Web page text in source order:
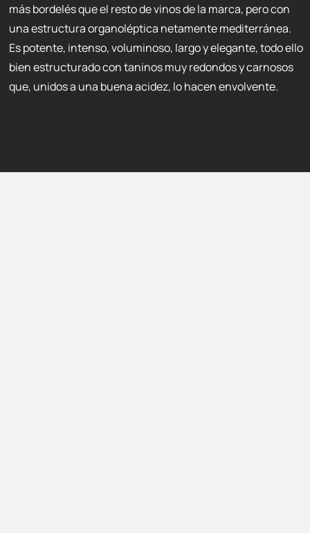
más bordelés que el resto de vinos de la marca, pero con
una estructura organoléptica netamente mediterránea.
Es potente, intenso, voluminoso, largo y elegante, todo ello
bien estructurado con taninos muy redondos y carnosos
que, unidos a una buena acidez, lo hacen envolvente.